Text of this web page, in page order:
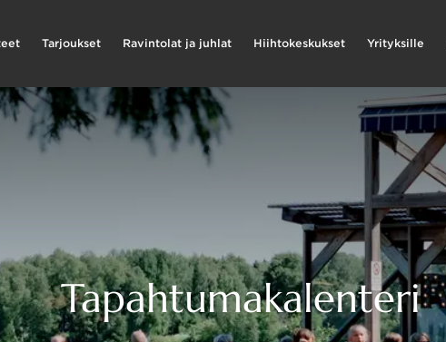
Tarjoukset Ravintolat ja juhlat Hiihtokeskukset Yrityksille
Tapahtumakalenteri